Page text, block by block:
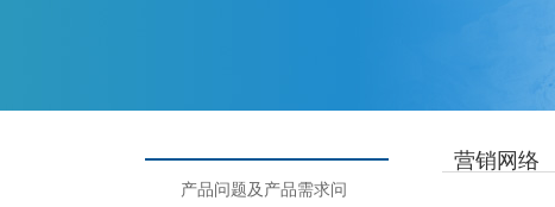
产品问题及产品需求问
营销网络